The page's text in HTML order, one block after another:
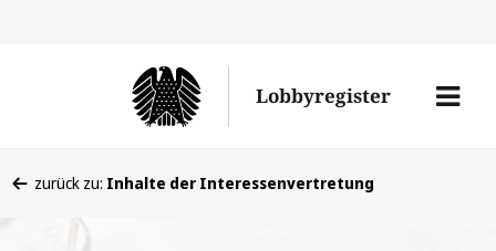
den
Lobbyregister
Menü
befinden
zurück zu: Inhalte der Interessenvertretung